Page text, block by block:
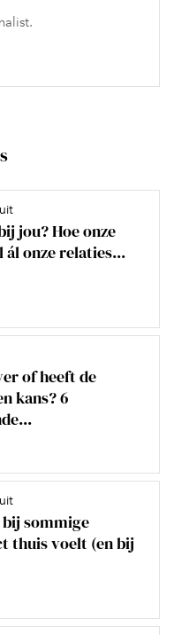
jou? Hoe onze
onze relaties...
of heeft de
kans? 6
sommige
thuis voelt (en bij